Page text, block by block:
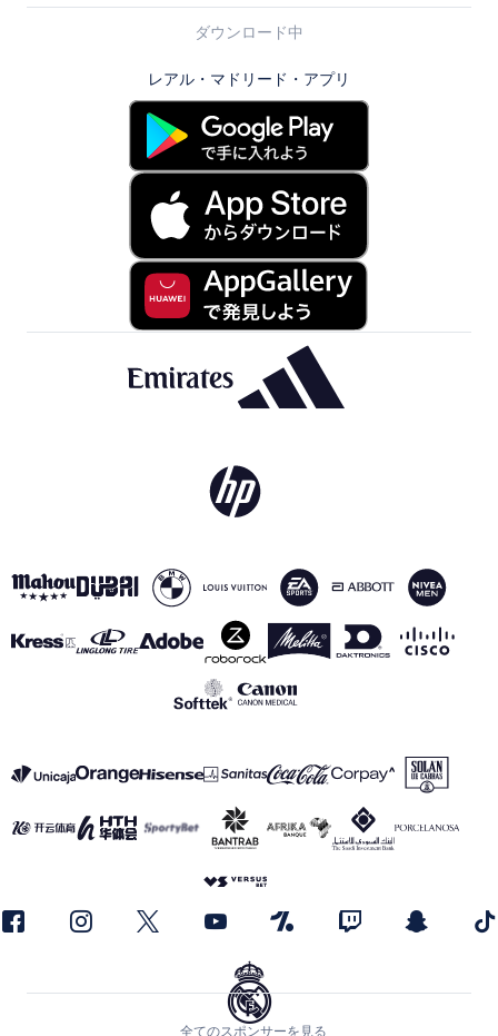
ダウンロード中
レアル・マドリード・アプリ
全てのスポンサーを見る